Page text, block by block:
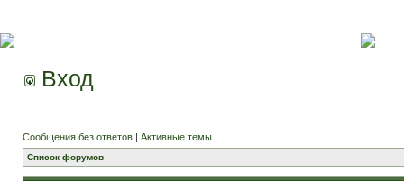
Вход
Сообщения без ответов | Активные темы
Список форумов